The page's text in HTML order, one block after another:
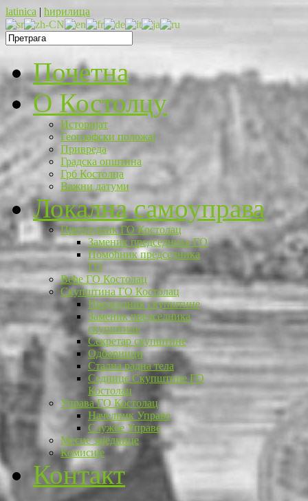
latinica | ћирилица
Почетна
O Костолцу
Историјат
Географски положај
Привреда
Градска општина
Грб Костолца
Важни датуми
Локална самоуправа
Председник ГО Костолац
Заменик председника ГО
Помоћник председника
ГО
Веће ГО Костолац
Скупштина ГО Костолац
Председник скупштине
Заменик председника
скупштине
Секретар скупштине
Одборници
Стална радна тела
Седнице Скупштине ГО
Костолац
Управа ГО Костолац
Начелник Управе
Службе Управе
Месне заједнице
Комисије
Контакт